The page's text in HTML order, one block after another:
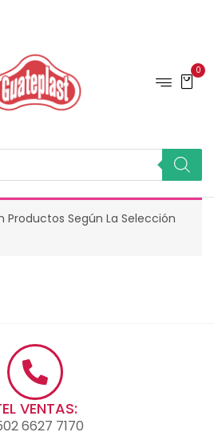
0
Productos Según La Selección
VENTAS:
6627 7170